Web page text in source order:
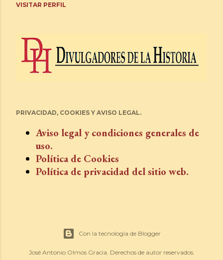
VISITAR PERFIL
PRIVACIDAD, COOKIES Y AVISO LEGAL.
Aviso legal y condiciones generales de
uso.
Política de Cookies
Política de privacidad del sitio web.
Con la tecnología de Blogger
José Antonio Olmos Gracia. Derechos de autor reservados.